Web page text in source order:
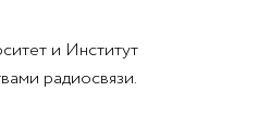
и Институт
радиосвязи.